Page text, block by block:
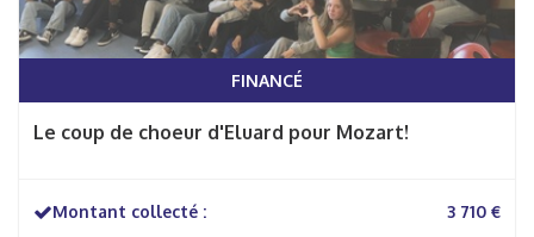
FINANCÉ
Le coup de choeur d'Eluard pour Mozart!
Montant collecté : 3 710 €